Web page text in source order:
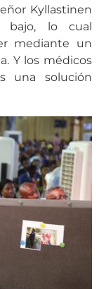
Kyllastinen
bajo, lo cual
mediante un
Y los médicos
una solución